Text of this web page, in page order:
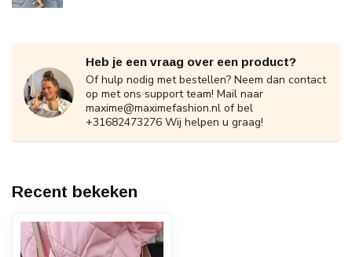
Heb je een vraag over een product?
Of hulp nodig met bestellen? Neem dan contact
op met ons support team! Mail naar
maxime@maximefashion.nl of bel
+31682473276 Wij helpen u graag!
Recent bekeken